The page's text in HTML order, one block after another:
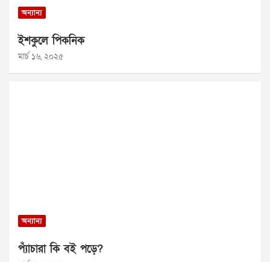
অন্যান্য
ইশকুলে পিকনিক
মার্চ ১৬, ২০২৫
অন্যান্য
প্যাঁচারা কি বই পড়ে?